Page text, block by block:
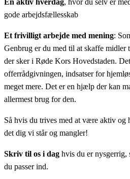
gode arbejdsfællesskab
Et frivilligt arbejde med mening:
Genbrug er du med til at skaffe midler
der sker i Røde Kors Hovedstaden.
offerrådgivningen, indsatser for
meget mere. Det er en hjælp der kan
allermest brug for den.
Så hvis du trives med at være aktiv og
det dig vi står og mangler!
Skriv til os i dag hvis du er nysgerrig,
du passer ind.